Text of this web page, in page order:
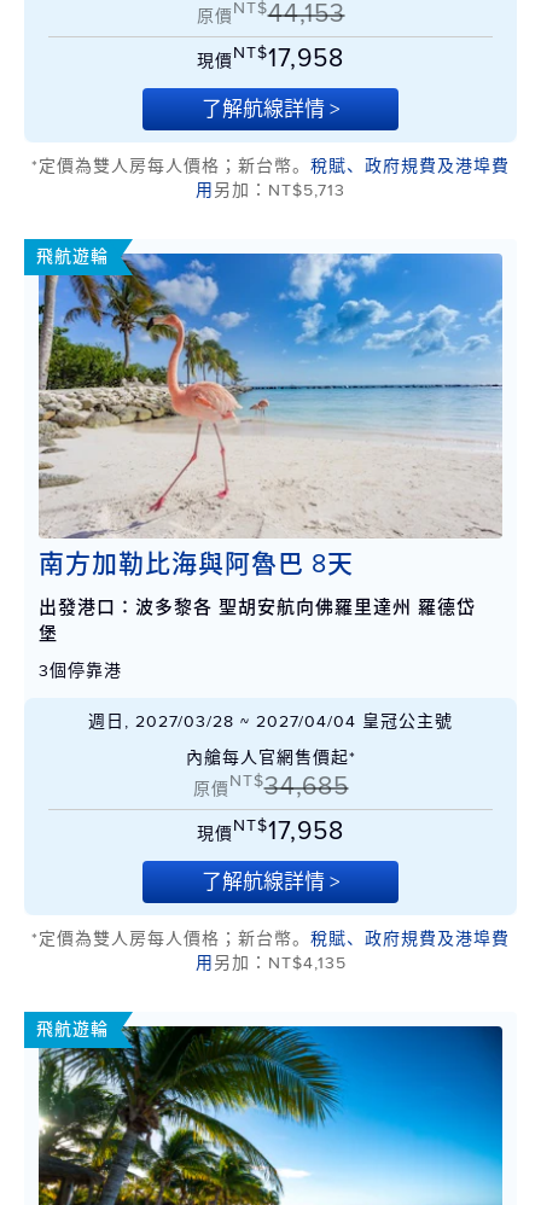
原價NT$44,153
現價NT$17,958
了解航線詳情 >
*定價為雙人房每人價格；新台幣。 稅賦、政府規費及港埠費
用 另加：NT$5,713
飛航遊輪
南方加勒比海與阿魯巴 8天
出發港口：波多黎各 聖胡安航向佛羅里達州 羅德岱
堡
3個停靠港
週日, 2027/03/28 ~ 2027/04/04 皇冠公主號
內艙每人官網售價起*
原價NT$34,685
現價NT$17,958
了解航線詳情 >
*定價為雙人房每人價格；新台幣。 稅賦、政府規費及港埠費
用 另加：NT$4,135
飛航遊輪